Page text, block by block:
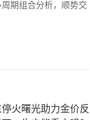
期组合分析，顺势交
火曙光助力金价反